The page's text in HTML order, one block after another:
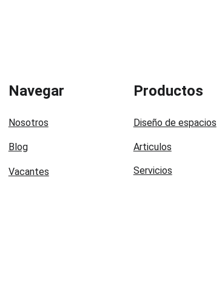
Navegar
Nosotros
Blog
Vacantes
Productos
Diseño de espacios
Articulos
Servicios